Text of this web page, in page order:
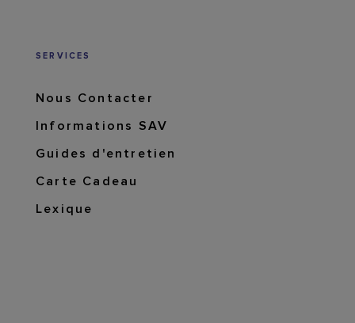
SERVICES
Nous Contacter
Informations SAV
Guides d'entretien
Carte Cadeau
Lexique